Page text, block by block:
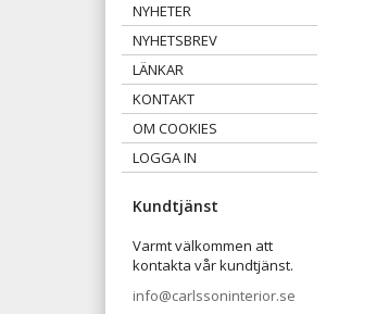
NYHETER
NYHETSBREV
LÄNKAR
KONTAKT
OM COOKIES
LOGGA IN
Kundtjänst
Varmt välkommen att
kontakta vår kundtjänst.
info@carlssoninterior.se